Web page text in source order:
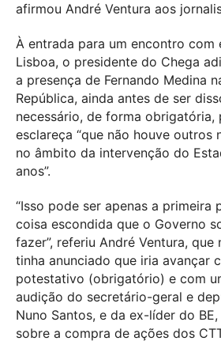
afirmou André Ventura aos
À entrada para um encontro com
Lisboa, o presidente do Chega
a presença de Fernando Medina
República, ainda antes de ser
necessário, de forma obrigatória,
esclareça “que não houve outros
no âmbito da intervenção do
anos”.
“Isso pode ser apenas a primeira
coisa escondida que o Governo
fazer”, referiu André Ventura,
tinha anunciado que iria avançar
potestativo (obrigatório) e com
audição do secretário-geral e
Nuno Santos, e da ex-líder do
sobre a compra de ações dos